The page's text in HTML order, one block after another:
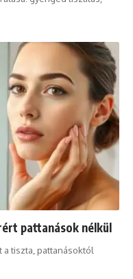
pattanások nélkül
tiszta, pattanásoktól